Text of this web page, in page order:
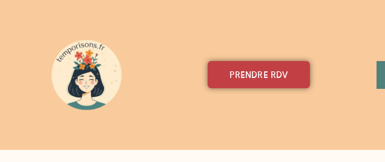
PRENDRE RDV